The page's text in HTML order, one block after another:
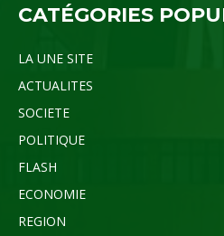
CATÉGORIES
LA UNE SITE
ACTUALITES
SOCIETE
POLITIQUE
FLASH
ECONOMIE
REGION